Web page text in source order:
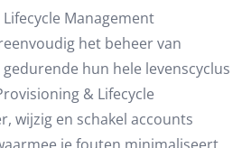
Management
het beheer van
hun hele levenscyclus
& Lifecycle
wijzig en schakel accounts